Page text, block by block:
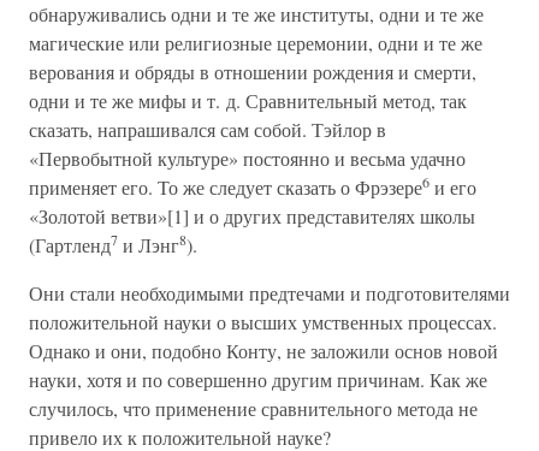
обнаруживались одни и те же институты, одни и те же
магические или религиозные церемонии, одни и те же
верования и обряды в отношении рождения и смерти,
одни и те же мифы и т. д. Сравнительный метод, так
сказать, напрашивался сам собой. Тэйлор в
«Первобытной культуре» постоянно и весьма удачно
применяет его. То же следует сказать о Фрэзере6 и его
«Золотой ветви»[1] и о других представителях школы
(Гартленд7 и Лэнг8).
Они стали необходимыми предтечами и подготовителями
положительной науки о высших умственных процессах.
Однако и они, подобно Конту, не заложили основ новой
науки, хотя и по совершенно другим причинам. Как же
случилось, что применение сравнительного метода не
привело их к положительной науке?